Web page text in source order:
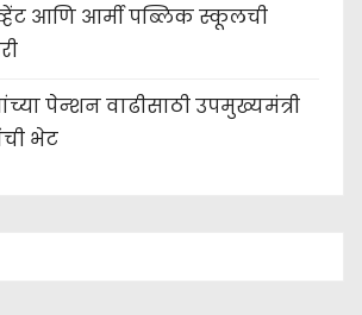
आणि आर्मी पब्लिक स्कूलची
पेन्शन वाढीसाठी उपमुख्यमंत्री
भेट